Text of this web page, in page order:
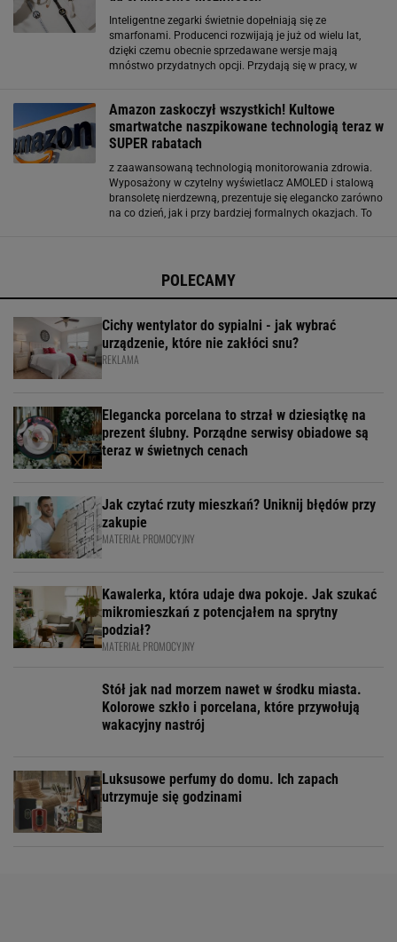
Inteligentne zegarki świetnie dopełniają się ze
smarfonami. Producenci rozwijają je już od wielu lat,
dzięki czemu obecnie sprzedawane wersje mają
mnóstwo przydatnych opcji. Przydają się w pracy, w
Amazon zaskoczył wszystkich! Kultowe
smartwatche naszpikowane technologią teraz w
SUPER rabatach
z zaawansowaną technologią monitorowania zdrowia.
Wyposażony w czytelny wyświetlacz AMOLED i stalową
bransoletę nierdzewną, prezentuje się elegancko zarówno
na co dzień, jak i przy bardziej formalnych okazjach. To
POLECAMY
Cichy wentylator do sypialni - jak wybrać
urządzenie, które nie zakłóci snu?
REKLAMA
Elegancka porcelana to strzał w dziesiątkę na
prezent ślubny. Porządne serwisy obiadowe są
teraz w świetnych cenach
Jak czytać rzuty mieszkań? Uniknij błędów przy
zakupie
MATERIAŁ PROMOCYJNY
Kawalerka, która udaje dwa pokoje. Jak szukać
mikromieszkań z potencjałem na sprytny
podział?
MATERIAŁ PROMOCYJNY
Stół jak nad morzem nawet w środku miasta.
Kolorowe szkło i porcelana, które przywołują
wakacyjny nastrój
Luksusowe perfumy do domu. Ich zapach
utrzymuje się godzinami